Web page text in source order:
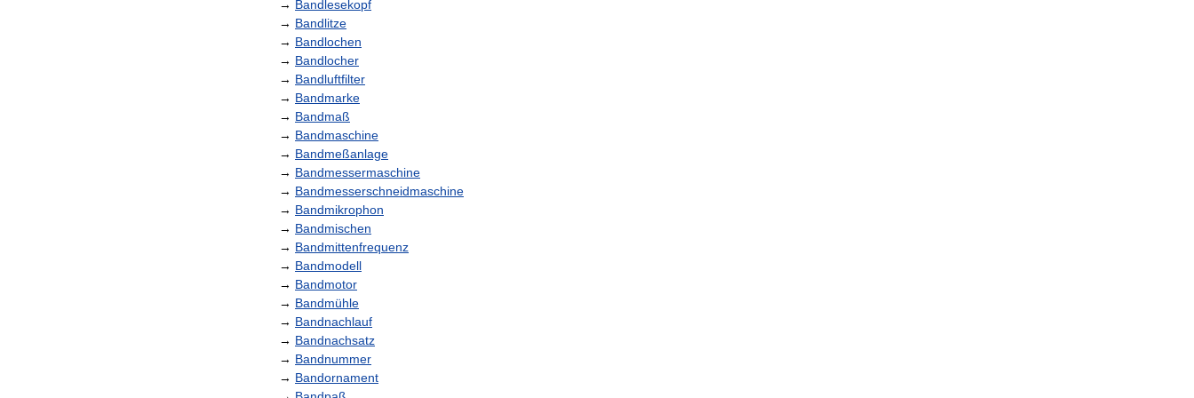
→ Bandlesekopf
→ Bandlitze
→ Bandlochen
→ Bandlocher
→ Bandluftfilter
→ Bandmarke
→ Bandmaß
→ Bandmaschine
→ Bandmeßanlage
→ Bandmessermaschine
→ Bandmesserschneidmaschine
→ Bandmikrophon
→ Bandmischen
→ Bandmittenfrequenz
→ Bandmodell
→ Bandmotor
→ Bandmühle
→ Bandnachlauf
→ Bandnachsatz
→ Bandnummer
→ Bandornament